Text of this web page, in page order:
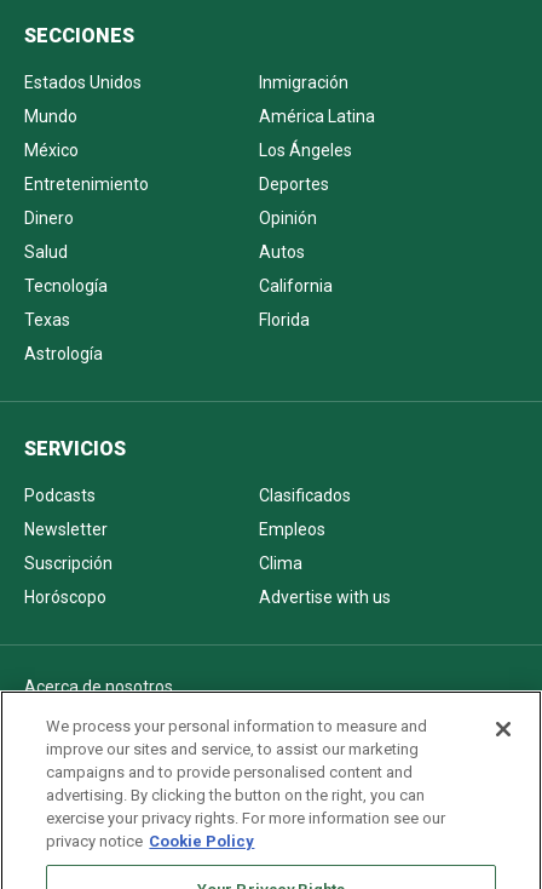
SECCIONES
Estados Unidos
Inmigración
Mundo
América Latina
México
Los Ángeles
Entretenimiento
Deportes
Dinero
Opinión
Salud
Autos
Tecnología
California
Texas
Florida
Astrología
SERVICIOS
Podcasts
Clasificados
Newsletter
Empleos
Suscripción
Clima
Horóscopo
Advertise with us
Acerca de nosotros
Politica de privacidad
Pautas Editoriales
AdChoices
Advertise with us
Newsletters
We process your personal information to measure and
improve our sites and service, to assist our marketing
campaigns and to provide personalised content and
advertising. By clicking the button on the right, you can
exercise your privacy rights. For more information see our
privacy notice Cookie Policy